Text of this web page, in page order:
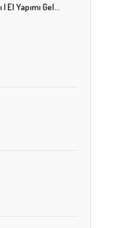
Kayseri Boş Mantı | El Yapımı Geleneksel Fırınlanmış Mantı